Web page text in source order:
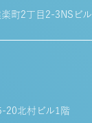
町2丁目2-3NSビル
20北村ビル1階